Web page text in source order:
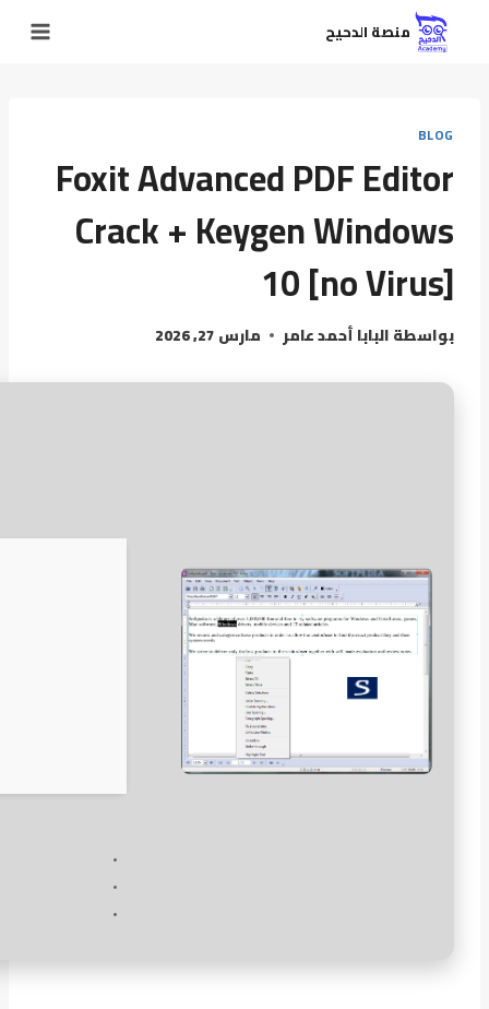
منصة الدحيح
BLOG
Foxit Advanced PDF Editor
Crack + Keygen Windows
10 [no Virus]
بواسطةالبابا أحمد عامر مارس 27, 2026